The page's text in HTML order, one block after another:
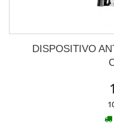
DISPOSITIVO